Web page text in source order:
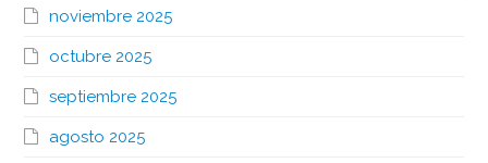
noviembre 2025
octubre 2025
septiembre 2025
agosto 2025